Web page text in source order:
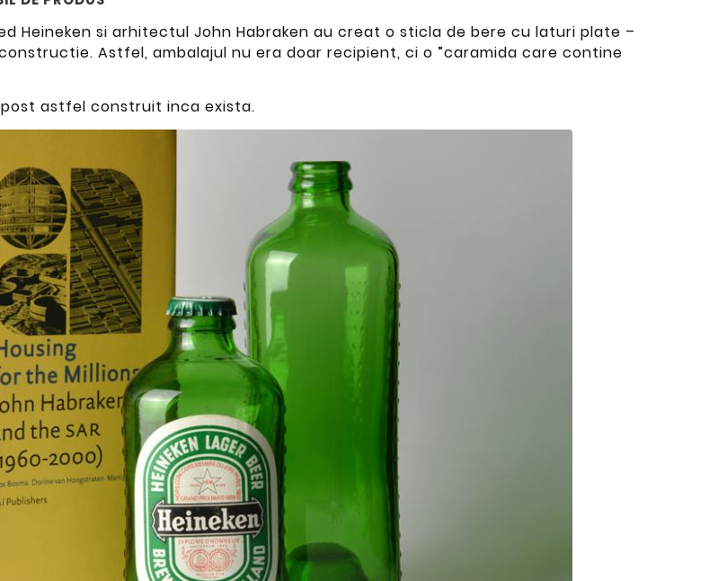
Heineken si arhitectul John Habraken au creat o sticla de bere cu laturi plate –
Astfel, ambalajul nu era doar recipient, ci o ”caramida care contine
astfel construit inca exista.